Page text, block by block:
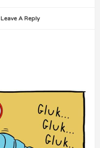
Leave A Reply